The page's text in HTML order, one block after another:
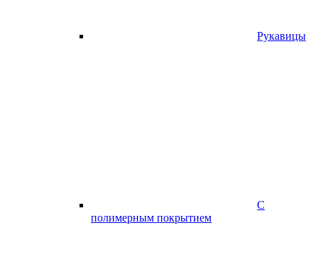
Рукавицы
С
полимерным покрытием